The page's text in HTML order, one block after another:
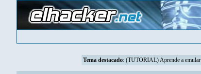
Tema destacado: (TUTORIAL) Aprende a emular